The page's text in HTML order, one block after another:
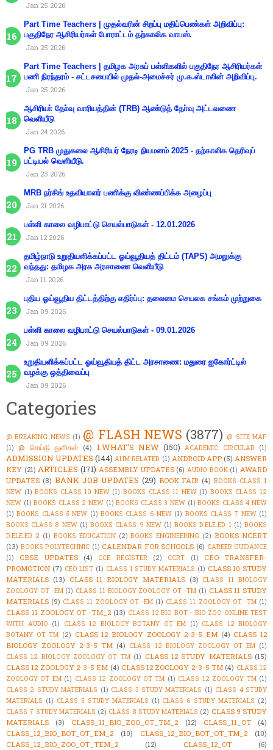
Jan 25 2026
Part Time Teachers | முதல்வரின் சிறப்பு மதிப்பெண்கள் அறிவிப்பு:
பகுதிநேர ஆசிரியர்கள் போராட்டம் தற்காலிக வாபஸ்.
Jan 25 2026
Part Time Teachers | தமிழக அரசுப் பள்ளிகளில் பகுதிநேர ஆசிரியர்கள்
பணி நிரந்தரம் - சட்டசபையில் முதல்-அமைச்சர் மு.க.ஸ்டாலின் அறிவிப்பு.
Jan 25 2026
ஆசிரியா் தோ்வு வாரியத்தின் (TRB) ஆண்டுத் தோ்வு அட்டவணை
வெளியீடு
Jan 24 2026
PG TRB முதுகலை ஆசிரியர் நேரடி நியமனம் 2025 - தற்காலிக தெரிவுப்
பட்டியல் வெளியீடு.
Jan 23 2026
MRB நர்சிங் உதவியாளர் பணிக்கு விண்ணப்பிக்க அழைப்பு
Jan 21 2026
பள்ளி காலை வழிபாட்டு செயல்பாடுகள் - 12.01.2026
Jan 12 2026
தமிழ்நாடு உறுதியளிக்கப்பட்ட ஓய்வூதியத் திட்டம் (TAPS) அமலுக்கு
வந்தது: தமிழக அரசு அரசாணை வெளியீடு
Jan 11 2026
புதிய ஓய்வூதிய திட்டத்திற்கு எதிர்ப்பு: தலைமை செயலக சங்கம் முற்றுகை
Jan 09 2026
பள்ளி காலை வழிபாட்டு செயல்பாடுகள் - 09.01.2026
Jan 09 2026
உறுதியளிக்கப்பட்ட ஓய்வூதியத் திட்ட அரசாணை: மதுரை ஐகோர்ட்டில்
வழக்கு ஒத்திவைப்பு
Jan 09 2026
Categories
@ BREAKING NEWS (1) @ FLASH NEWS (3877) @ SITE MAP
(1) @ செய்தி துளிகள் (4) 1.WHAT'S NEW (150) ACADEMIC CIRCULAR (1)
ADMISSION UPDATES (144) AHM RELATED (1) ANDROID APP (5) ANSWER
KEY (21) ARTICLES (171) ASSEMBLY UPDATES (6) AUDIO BOOK (1) AWARD
UPDATES (8) BANK JOB UPDATES (29) BOOK FAIR (4) BOOKS CLASS 1
NEW (1) BOOKS CLASS 10 NEW (1) BOOKS CLASS 11 NEW (1) BOOKS CLASS 12
NEW (1) BOOKS CLASS 2 NEW (1) BOOKS CLASS 3 NEW (1) BOOKS CLASS 4 NEW
(1) BOOKS CLASS 5 NEW (1) BOOKS CLASS 6 NEW (1) BOOKS CLASS 7 NEW (1)
BOOKS CLASS 8 NEW (1) BOOKS CLASS 9 NEW (1) BOOKS D.ELE.ED 1 (1) BOOKS
D.ELE.ED 2 (1) BOOKS EDUCATION (2) BOOKS ENGINEERING (2) BOOKS NCERT
(13) BOOKS POLYTECHNIC (1) CALENDAR FOR SCHOOLS (6) CAREER GUIDANCE
(1)
CBSE UPDATES (4) CCE REGISTER (2) CCRT (1)
CEO TRANSFER-
PROMOTION (7) CEO LIST (1) CLASS 1 STUDY MATERIALS (1) CLASS 10 STUDY
MATERIALS (13) CLASS 11 BIOLOGY MATERIALS (3) CLASS 11 BIOLOGY
ZOOLOGY OT -EM (1) CLASS 11 BIOLOGY ZOOLOGY OT -TM (1) CLASS 11 STUDY
MATERIALS (9) CLASS 11 ZOOLOGY OT -EM (1) CLASS 11 ZOOLOGY OT -TM (1)
CLASS 11 ZOOLOGY OT -TM_2 (13) CLASS 12 BIO BOT - BIO ZOO ONLINE TEST
WITH AUDIO (1) CLASS 12 BIOLOGY BOTANY OT EM (1) CLASS 12 BIOLOGY
BOTANY OT TM (2) CLASS 12 BIOLOGY ZOOLOGY 2-3-5 EM (4) CLASS 12
BIOLOGY ZOOLOGY 2-3-5 TM (4) CLASS 12 BIOLOGY ZOOLOGY OT EM (1)
CLASS 12 BIOLOGY ZOOLOGY OT TM (1) CLASS 12 STUDY MATERIALS (15)
CLASS 12 ZOOLOGY 2-3-5 EM (4) CLASS 12 ZOOLOGY 2-3-5 TM (4) CLASS 12
ZOOLOGY OT EM (1) CLASS 12 ZOOLOGY OT TM (1) CLASS 12 ZOOLOGY TM (1)
CLASS 2 STUDY MATERIALS (1) CLASS 3 STUDY MATERIALS (1) CLASS 4 STUDY
MATERIALS (1) CLASS 5 STUDY MATERIALS (1) CLASS 6 STUDY MATERIALS (2)
CLASS 7 STUDY MATERIALS (2) CLASS 8 STUDY MATERIALS (2) CLASS 9 STUDY
MATERIALS
(3) CLASS_11_BIO_ZOO_OT_TM_2 (12) CLASS_11_OT
(4)
CLASS_12_BIO_BOT_OT_EM_2
(10) CLASS_12_BIO_BOT_OT_TM_2
(10)
CLASS_12_BIO_ZOO_OT_TEM_2
(12) CLASS_12_OT
(6)